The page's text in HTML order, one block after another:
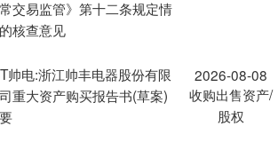
交易监管》第十二条规定情
核查意见
帅电:浙江帅丰电器股份有限
重大资产购买报告书(草案)
2026-08-08
收购出售资产/
股权